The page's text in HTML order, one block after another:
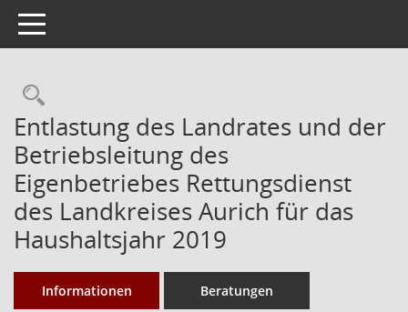
Toggle navigation
Rechercheauswahl
Entlastung des Landrates und der
Betriebsleitung des
Eigenbetriebes Rettungsdienst
des Landkreises Aurich für das
Haushaltsjahr 2019
Informationen Beratungen